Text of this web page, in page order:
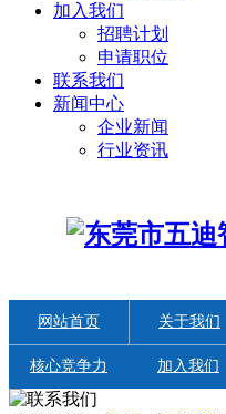
加入我们
招聘计划
申请职位
联系我们
新闻中心
企业新闻
行业资讯
网站首页 关于我们
核心竞争力 加入我们
新闻中心 EN